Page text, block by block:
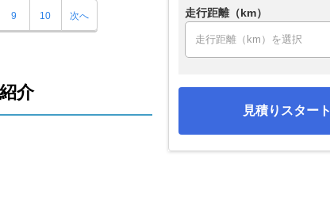
9 10 次へ
介
走行距離（km）
見積りスタート